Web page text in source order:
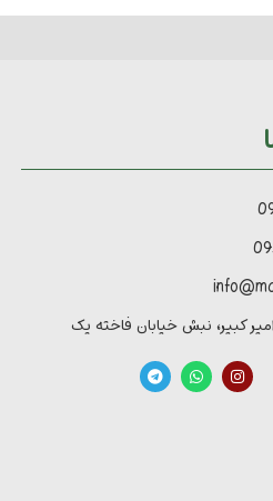
امیر کبیر، نبش خیابان فاخته یک